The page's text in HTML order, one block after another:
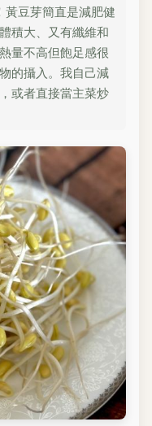
豆芽簡直是減肥健
積大、又有纖維和
量不高但飽足感很
的攝入。我自己減
或者直接當主菜炒